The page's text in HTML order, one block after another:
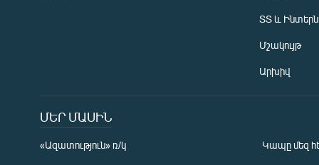
ՏՏ և
Մշակույթ
Արխիվ
ՄԵՐ ՄԱՍԻՆ
«Ազատություն» ռ/կ Կապը մեզ